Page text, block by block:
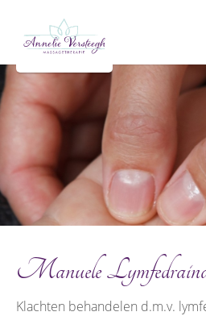
Manuele
Klachten behandelen d.m.v.